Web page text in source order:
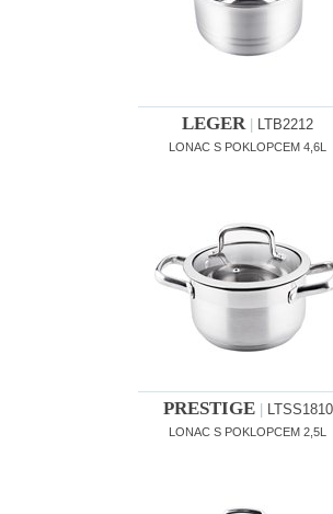
LEGER| LTB2212
LONAC S POKLOPCEM 4,6L
PRESTIGE| LTSS1810
LONAC S POKLOPCEM 2,5L